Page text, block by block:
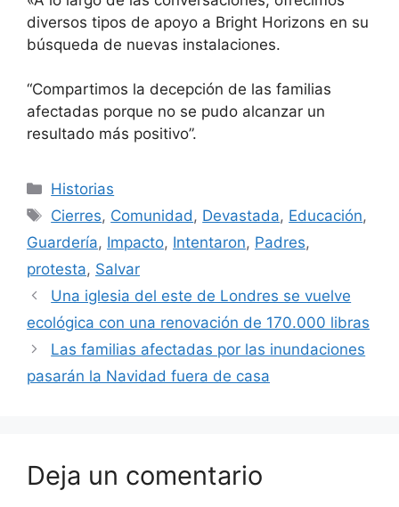
diversos tipos de apoyo a Bright Horizons en su
búsqueda de nuevas instalaciones.
“Compartimos la decepción de las familias
afectadas porque no se pudo alcanzar un
resultado más positivo”.
Categorías
Historias
Etiquetas
Cierres, Comunidad, Devastada, Educación,
Guardería, Impacto, Intentaron, Padres,
protesta, Salvar
Una iglesia del este de Londres se vuelve
ecológica con una renovación de 170.000 libras
Las familias afectadas por las inundaciones
pasarán la Navidad fuera de casa
Deja un comentario